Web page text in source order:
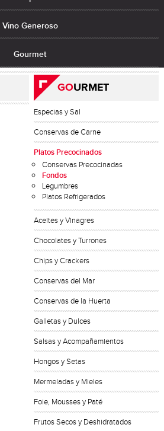
Vino Generoso
Gourmet
GOURMET
Especias y Sal
Conservas de Carne
Platos Precocinados
Conservas Precocinadas
Fondos
Legumbres
Platos Refrigerados
Aceites y Vinagres
Chocolates y Turrones
Chips y Crackers
Conservas del Mar
Conservas de la Huerta
Galletas y Dulces
Salsas y Acompañamientos
Hongos y Setas
Mermeladas y Mieles
Foie, Mousses y Paté
Frutos Secos y Deshidratados